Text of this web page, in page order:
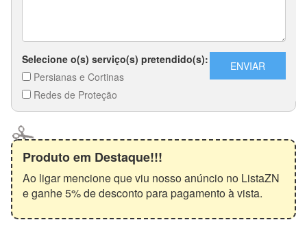
Produto em Destaque!!!
Ao ligar mencione que viu nosso anúncio no ListaZN
e ganhe 5% de desconto para pagamento à vista.